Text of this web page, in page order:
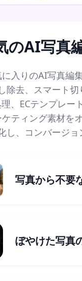
のAI写真
入りのAI写真編
除去、スマート
、ECテンプレー
ティング素材を
し、コンバージョ
写真から不要
ぼやけた写真